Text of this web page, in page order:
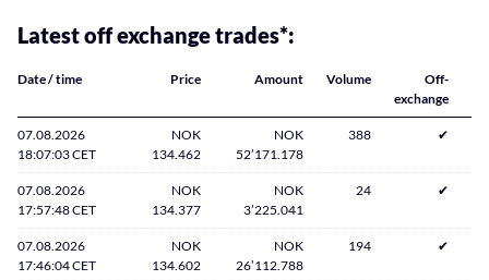
Latest off exchange trades*:
Date / time Price Amount Volume
Off-
exchange
07.08.2026
18:07:03 CET
NOK
134.462
NOK
52’171.178
388 ✔
07.08.2026
17:57:48 CET
NOK
134.377
NOK
3’225.041
24 ✔
07.08.2026
17:46:04 CET
NOK
134.602
NOK
26’112.788
194 ✔